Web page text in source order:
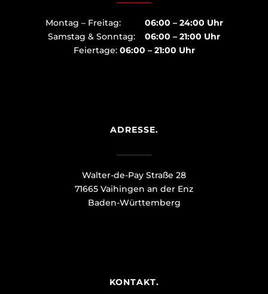
Montag – Freitag: 06:00 – 24:00 Uhr
Samstag & Sonntag: 06:00 – 21:00 Uhr
Feiertage: 06:00 – 21:00 Uhr
ADRESSE.
Walter-de-Pay Straße 28
71665 Vaihingen an der Enz
Baden-Württemberg
KONTAKT.